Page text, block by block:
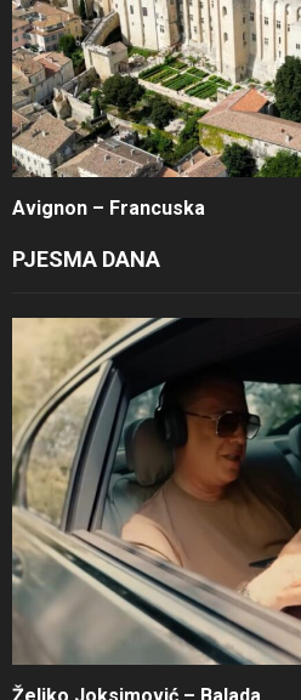
Avignon – Francuska
PJESMA DANA
Željko Joksimović – Balada